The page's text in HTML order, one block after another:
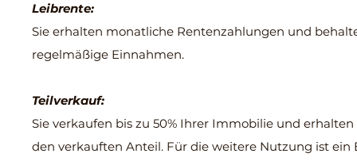
Leibrente:
Sie erhalten monatliche Rentenzahlungen und
regelmäßige Einnahmen.
Teilverkauf:
Sie verkaufen bis zu 50% Ihrer Immobilie und
den verkauften Anteil. Für die weitere Nutzung ist ein